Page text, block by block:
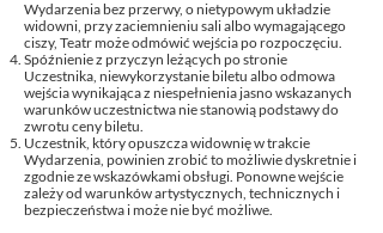
Wydarzenia bez przerwy, o nietypowym układzie
widowni, przy zaciemnieniu sali albo wymagającego
ciszy, Teatr może odmówić wejścia po rozpoczęciu.
Spóźnienie z przyczyn leżących po stronie
Uczestnika, niewykorzystanie biletu albo odmowa
wejścia wynikająca z niespełnienia jasno wskazanych
warunków uczestnictwa nie stanowią podstawy do
zwrotu ceny biletu.
Uczestnik, który opuszcza widownię w trakcie
Wydarzenia, powinien zrobić to możliwie dyskretnie i
zgodnie ze wskazówkami obsługi. Ponowne wejście
zależy od warunków artystycznych, technicznych i
bezpieczeństwa i może nie być możliwe.